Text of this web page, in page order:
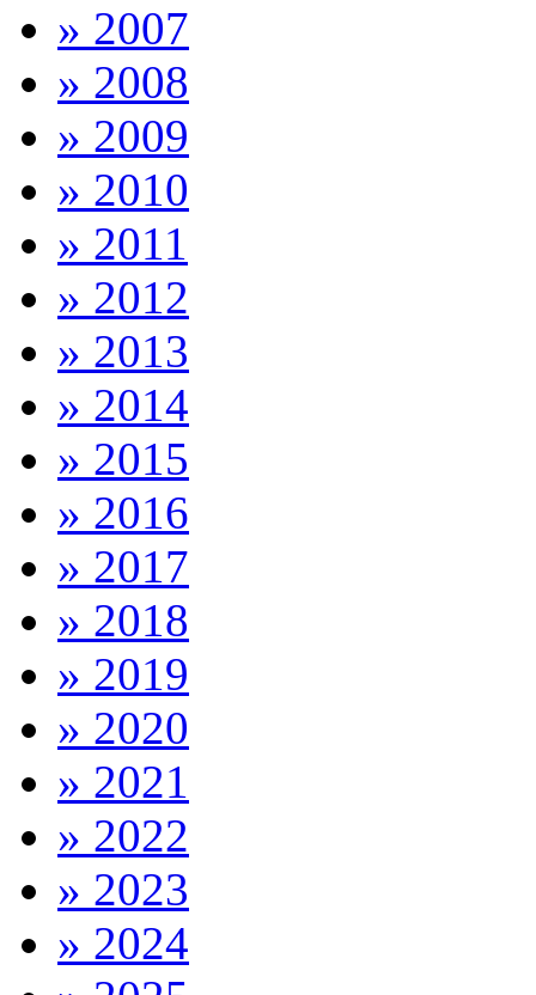
» 2007
» 2008
» 2009
» 2010
» 2011
» 2012
» 2013
» 2014
» 2015
» 2016
» 2017
» 2018
» 2019
» 2020
» 2021
» 2022
» 2023
» 2024